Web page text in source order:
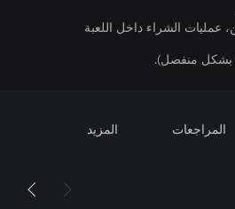
عمليات الشراء داخل اللعبة
بشكل منفصل).
المراجعات المزيد